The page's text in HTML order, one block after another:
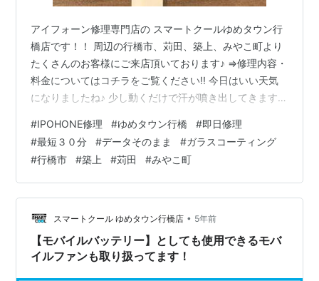
アイフォーン修理専門店の スマートクールゆめタウン行
橋店です！！ 周辺の行橋市、苅田、築上、みやこ町より
たくさんのお客様にご来店頂いております♪ ⇒修理内容・
料金についてはコチラをご覧ください!! 今日はいい天気
になりましたね♪ 少し動くだけで汗が噴き出してきます
ロナもあるので、しっかり対策して 頑張っていきましょ
う！！ ＊＊＊＊＊＊＊＊＊＊＊＊＊＊＊＊＊＊＊＊＊＊
＊＊＊＊＊＊＊＊＊＊ 今回は、アップルウォッチのガラ
スコーティングでご来店くださいました！ やっぱり時計
として毎日使うものなので、 傷がついたりするとショッ
クですよね…💦…
#IPOHONE修理 #ゆめタウン行橋 #即日修理
#最短３０分 #データそのまま #ガラスコーティング
#行橋市 #築上 #苅田 #みやこ町
スマートクール ゆめタウン行橋店 • 5年前
【モバイルバッテリー】としても使用できるモバ
イルファンも取り扱ってます！